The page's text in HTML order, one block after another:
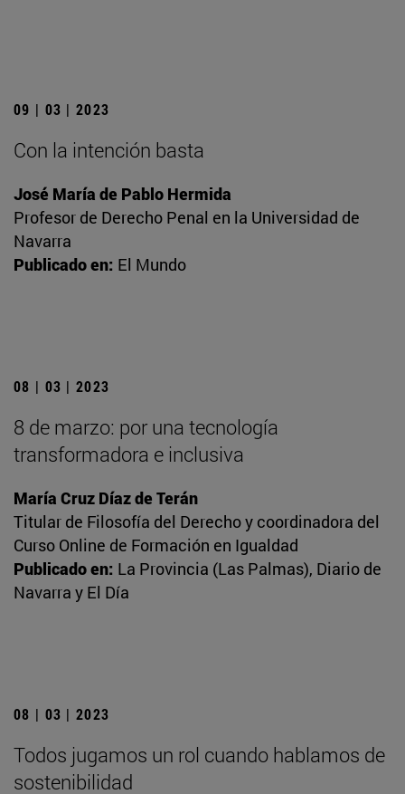
09 | 03 | 2023
Con la intención basta
José María de Pablo Hermida
Profesor de Derecho Penal en la Universidad de
Navarra
Publicado en: El Mundo
08 | 03 | 2023
8 de marzo: por una tecnología
transformadora e inclusiva
María Cruz Díaz de Terán
Titular de Filosofía del Derecho y coordinadora del
Curso Online de Formación en Igualdad
Publicado en: La Provincia (Las Palmas), Diario de
Navarra y El Día
08 | 03 | 2023
Todos jugamos un rol cuando hablamos de
sostenibilidad